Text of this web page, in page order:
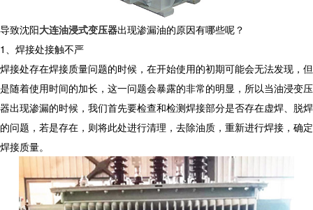
导致沈阳大连油浸式变压器出现渗漏油的原因有哪些呢？
1、焊接处接触不严
焊接处存在焊接质量问题的时候，在开始使用的初期可能会无法发现，但
是随着使用时间的加长，这一问题会暴露的非常的明显，所以当油浸变压
器出现渗漏的时候，我们首先要检查和检测焊接部分是否存在虚焊、脱焊
的问题，若是存在，则将此处进行清理，去除油质，重新进行焊接，确定
焊接质量。